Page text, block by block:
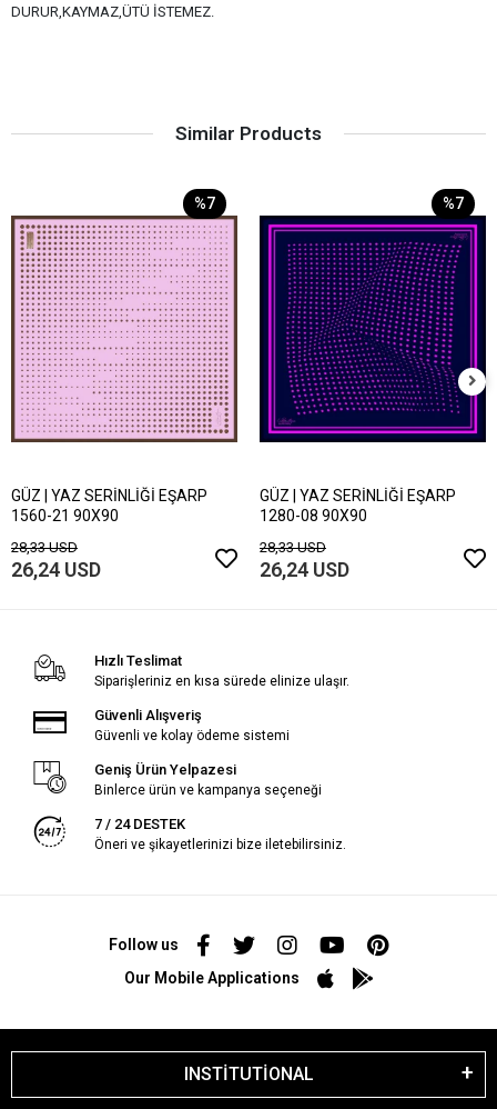
DURUR,KAYMAZ,ÜTÜ İSTEMEZ.
Similar Products
%7
GÜZ | YAZ SERİNLİĞİ EŞARP
1560-21 90X90
28,33 USD
26,24 USD
%7
GÜZ | YAZ SERİNLİĞİ EŞARP
1280-08 90X90
28,33 USD
26,24 USD
Hızlı Teslimat
Siparişleriniz en kısa sürede elinize ulaşır.
Güvenli Alışveriş
Güvenli ve kolay ödeme sistemi
Geniş Ürün Yelpazesi
Binlerce ürün ve kampanya seçeneği
7 / 24 DESTEK
Öneri ve şikayetlerinizi bize iletebilirsiniz.
Follow us
Our Mobile Applications
INSTİTUTİONAL